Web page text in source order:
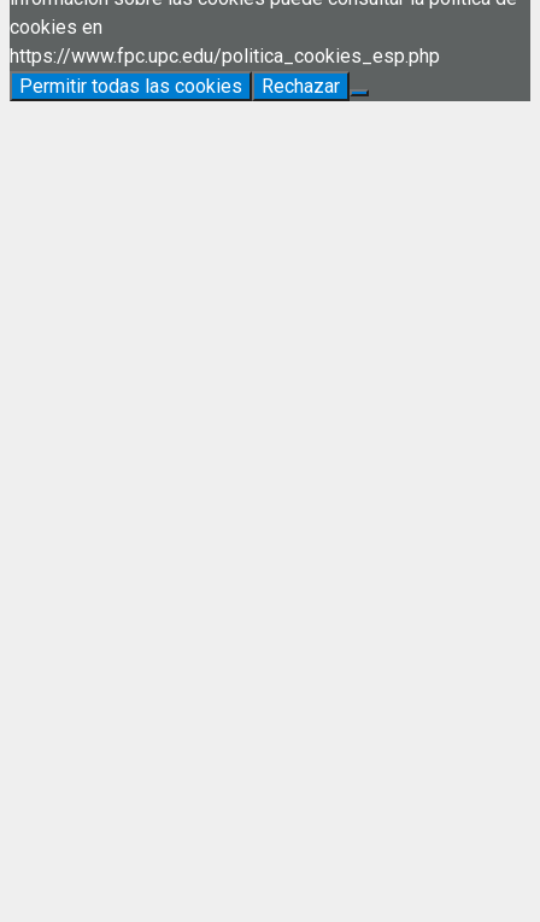
cookies en
https://www.fpc.upc.edu/politica_cookies_esp.php
Permitir todas las cookies
Rechazar